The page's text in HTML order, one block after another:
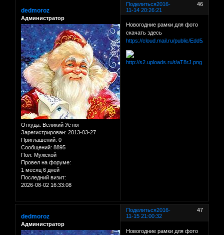
Поделиться 46
2016-
11-14 20:26:21
dedmoroz
Администратор
Откуда: Великий Устюг
Зарегистрирован: 2013-03-27
Приглашений: 0
Сообщений: 8895
Пол: Мужской
Провел на форуме:
1 месяц 6 дней
Последний визит:
2026-08-02 16:33:08
Новогодние рамки для фото
скачать здесь
https://cloud.mail.ru/public/Edd5/
Поделиться 47
2016-
11-15 21:00:32
dedmoroz
Администратор
Новогодние рамки для фото